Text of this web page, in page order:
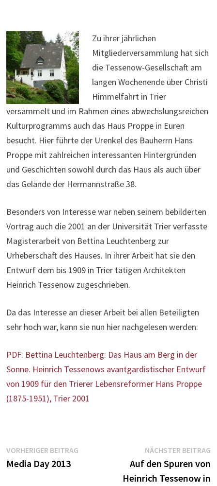
Zu ihrer jährlichen
Mitgliederversammlung hat sich
die Tessenow-Gesellschaft am
langen Wochenende über Christi
Himmelfahrt in Trier
versammelt und im Rahmen eines abwechslungsreichen
Kulturprogramms auch das Haus Proppe in Euren
besucht. Hier führte der Urenkel des Bauherrn Hans
Proppe mit zahlreichen interessanten Hintergründen
und Geschichten sowohl durch das Haus als auch über
das Gelände der Hermannstraße 38.
Besonders von Interesse war neben seinem bebilderten
Vortrag auch die 2001 an der Universität Trier verfasste
Magisterarbeit von Bettina Leuchtenberg zur
Urheberschaft des Hauses. In ihrer Arbeit hat sie den
Entwurf dem bis 1909 in Trier tätigen Architekten
Heinrich Tessenow zugeschrieben.
Da das Interesse an dieser Arbeit bei allen Beteiligten
sehr hoch war, kann sie nun hier nachgelesen werden:
PDF: Bettina Leuchtenberg: Das Haus am Berg in der
Sonne. Heinrich Tessenows avantgardistischer Entwurf
von 1909 für den Trierer Lebensreformer Hans Proppe
(1875-1951), Trier 2001
Beitragsnavigation
VORHERIGER BEITRAGVorheriger
Media Day 2013
NÄCHSTER BEITRAG
Auf den Spuren von
Heinrich Tessenow in